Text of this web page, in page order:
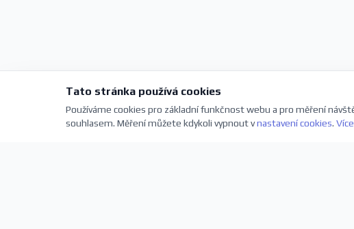
Tato stránka používá cookies
Používáme cookies pro základní funkčnost webu a pro měření
souhlasem. Měření můžete kdykoli vypnout vnastavení cookies.